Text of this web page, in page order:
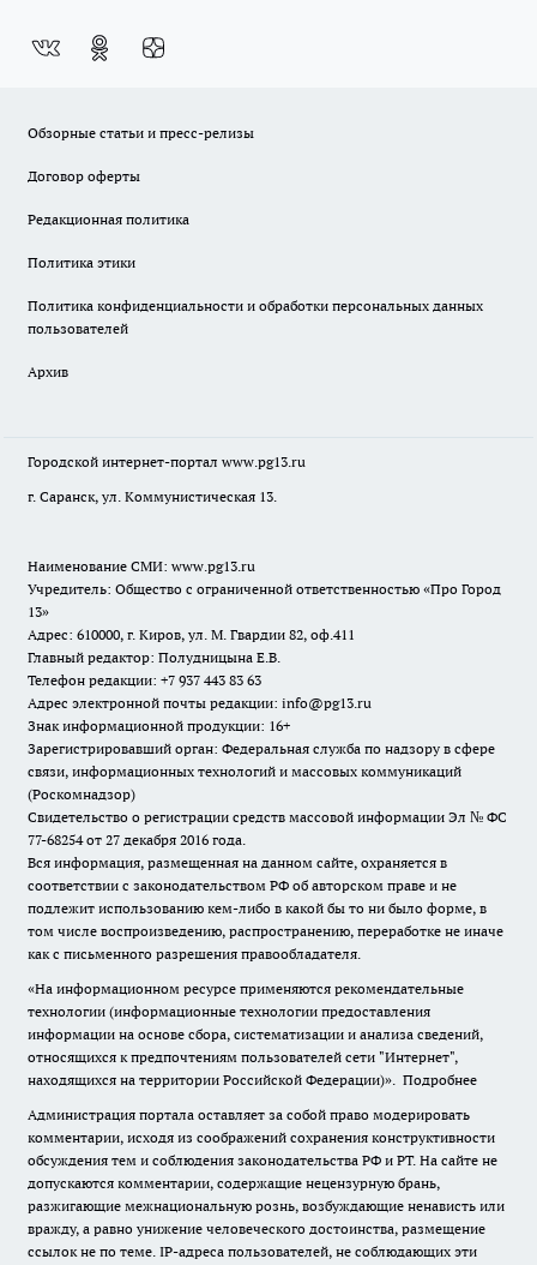
Обзорные статьи и пресс-релизы
Договор оферты
Редакционная политика
Политика этики
Политика конфиденциальности и обработки персональных данных
пользователей
Архив
Городской интернет-портал www.pg13.ru
г. Саранск, ул. Коммунистическая 13.
Наименование СМИ: www.pg13.ru
Учредитель: Общество с ограниченной ответственностью «Про Город
13»
Адрес: 610000, г. Киров, ул. М. Гвардии 82, оф.411
Главный редактор: Полудницына Е.В.
Телефон редакции: +7 937 443 83 63
Адрес электронной почты редакции: info@pg13.ru
Знак информационной продукции: 16+
Зарегистрировавший орган: Федеральная служба по надзору в сфере
связи, информационных технологий и массовых коммуникаций
(Роскомнадзор)
Свидетельство о регистрации средств массовой информации Эл № ФС
77-68254 от 27 декабря 2016 года.
Вся информация, размещенная на данном сайте, охраняется в
соответствии с законодательством РФ об авторском праве и не
подлежит использованию кем-либо в какой бы то ни было форме, в
том числе воспроизведению, распространению, переработке не иначе
как с письменного разрешения правообладателя.
«На информационном ресурсе применяются рекомендательные
технологии (информационные технологии предоставления
информации на основе сбора, систематизации и анализа сведений,
относящихся к предпочтениям пользователей сети "Интернет",
находящихся на территории Российской Федерации)». Подробнее
Администрация портала оставляет за собой право модерировать
комментарии, исходя из соображений сохранения конструктивности
обсуждения тем и соблюдения законодательства РФ и РТ. На сайте не
допускаются комментарии, содержащие нецензурную брань,
разжигающие межнациональную рознь, возбуждающие ненависть или
вражду, а равно унижение человеческого достоинства, размещение
ссылок не по теме. IP-адреса пользователей, не соблюдающих эти